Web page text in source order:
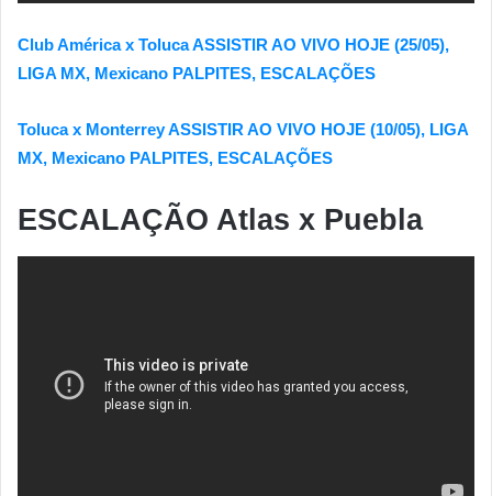
Club América x Toluca ASSISTIR AO VIVO HOJE (25/05),
LIGA MX, Mexicano PALPITES, ESCALAÇÕES
Toluca x Monterrey ASSISTIR AO VIVO HOJE (10/05), LIGA
MX, Mexicano PALPITES, ESCALAÇÕES
ESCALAÇÃO Atlas x Puebla